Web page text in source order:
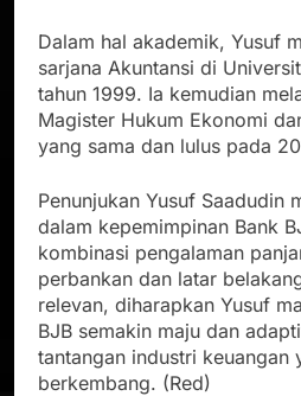
Dalam hal akademik, Yusuf
sarjana Akuntansi di
tahun 1999. Ia kemudian
Magister Hukum Ekonomi
yang sama dan lulus pada
Penunjukan Yusuf Saadudin
dalam kepemimpinan Bank
kombinasi pengalaman
perbankan dan latar
relevan, diharapkan Yusuf
BJB semakin maju dan
tantangan industri keuangan
berkembang. (Red)